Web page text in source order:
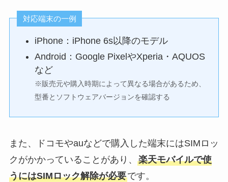
対応端末の一例
iPhone：iPhone 6s以降のモデル
Android：Google PixelやXperia・AQUOS
など
※販売元や購入時期によって異なる場合があるため、
型番とソフトウェアバージョンを確認する
また、ドコモやauなどで購入した端末にはSIMロッ
クがかかっていることがあり、 楽天モバイルで使
うにはSIMロック解除が必要です。